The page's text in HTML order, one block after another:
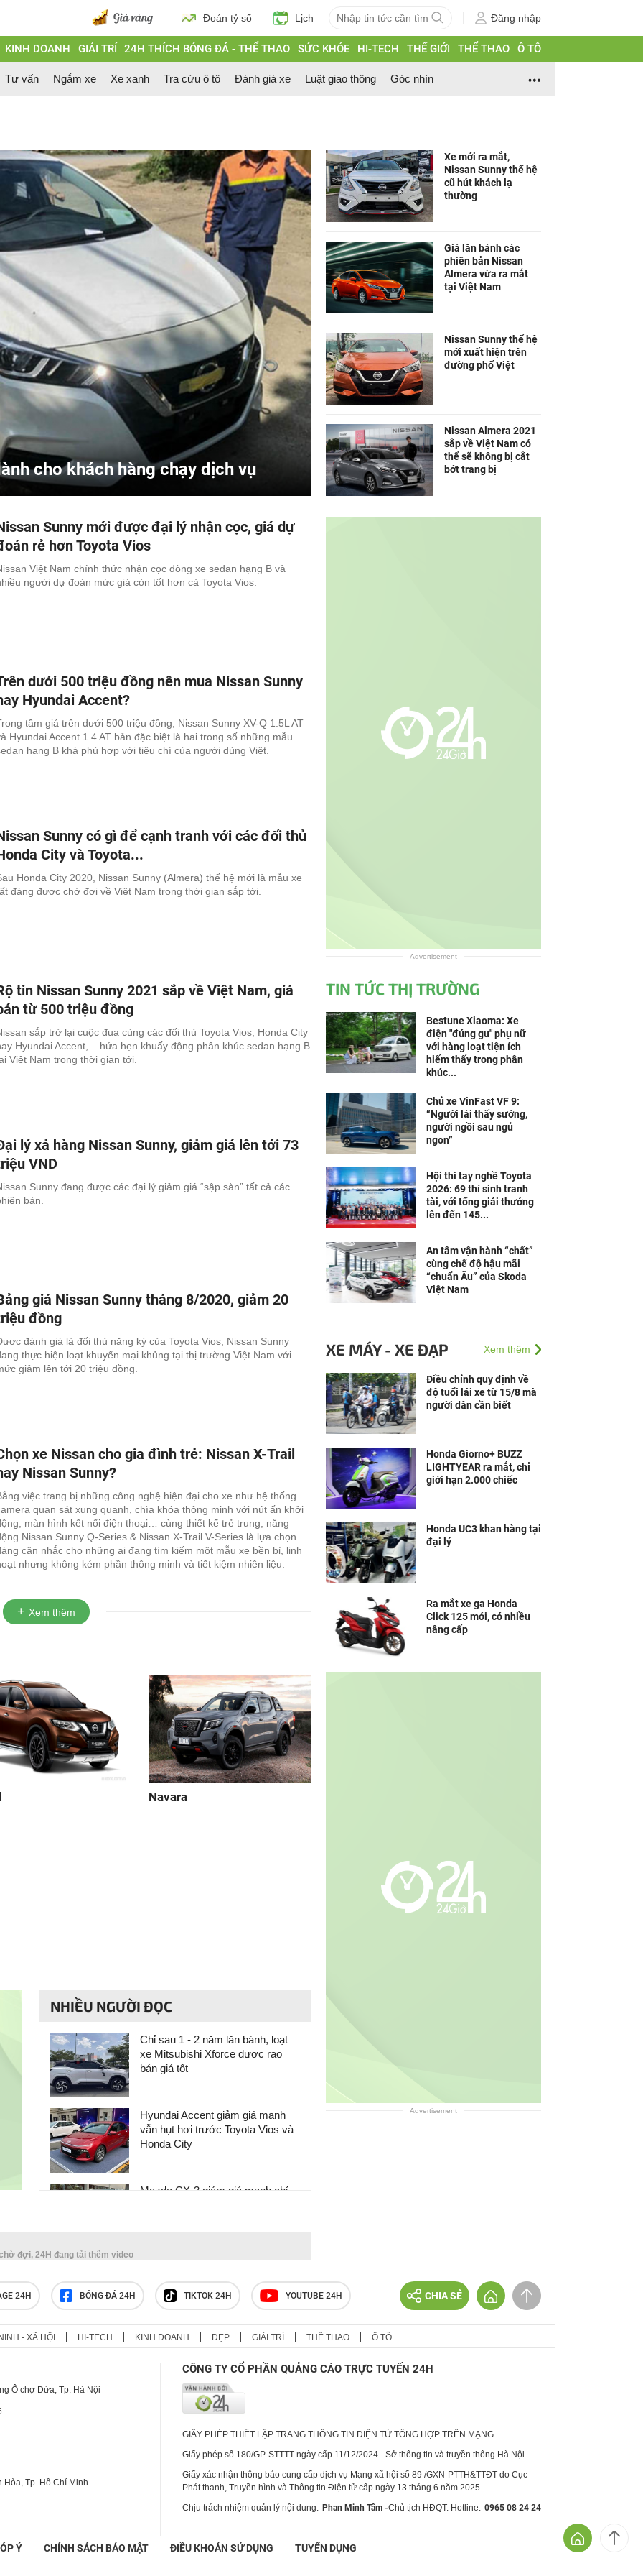
Đoán tỷ số Lịch Đăng nhập
KINH DOANH GIẢI TRÍ 24H THÍCH BÓNG ĐÁ - THỂ THAO SỨC KHỎE HI-TECH THẾ GIỚI THỂ THAO Ô TÔ
Tư vấn Ngắm xe Xe xanh Tra cứu ô tô Đánh giá xe Luật giao thông Góc nhìn
cho khách hàng chạy dịch vụ
Xe mới ra mắt,
Nissan Sunny thế hệ
cũ hút khách lạ
thường
Giá lăn bánh các
phiên bản Nissan
Almera vừa ra mắt
tại Việt Nam
Nissan Sunny thế hệ
mới xuất hiện trên
đường phố Việt
Nissan Almera 2021
sắp về Việt Nam có
thể sẽ không bị cắt
bớt trang bị
Sunny mới được đại lý nhận cọc, giá dự
rẻ hơn Toyota Vios
Việt Nam chính thức nhận cọc dòng xe sedan hạng B và
người dự đoán mức giá còn tốt hơn cả Toyota Vios.
dưới 500 triệu đồng nên mua Nissan Sunny
Hyundai Accent?
tầm giá trên dưới 500 triệu đồng, Nissan Sunny XV-Q 1.5L AT
Hyundai Accent 1.4 AT bản đặc biệt là hai trong số những mẫu
hạng B khá phù hợp với tiêu chí của người dùng Việt.
Sunny có gì để cạnh tranh với các đối thủ
City và Toyota...
Honda City 2020, Nissan Sunny (Almera) thế hệ mới là mẫu xe
đáng được chờ đợi về Việt Nam trong thời gian sắp tới.
tin Nissan Sunny 2021 sắp về Việt Nam, giá
từ 500 triệu đồng
sắp trở lại cuộc đua cùng các đối thủ Toyota Vios, Honda City
Hyundai Accent,... hứa hẹn khuấy động phân khúc sedan hạng B
Việt Nam trong thời gian tới.
lý xả hàng Nissan Sunny, giảm giá lên tới 73
VND
Sunny đang được các đại lý giảm giá “sập sàn” tất cả các
bản.
giá Nissan Sunny tháng 8/2020, giảm 20
đồng
đánh giá là đối thủ nặng ký của Toyota Vios, Nissan Sunny
thực hiện loạt khuyến mại khủng tại thị trường Việt Nam với
giảm lên tới 20 triệu đồng.
xe Nissan cho gia đình trẻ: Nissan X-Trail
Nissan Sunny?
việc trang bị những công nghệ hiện đại cho xe như hệ thống
quan sát xung quanh, chìa khóa thông minh với nút ấn khởi
màn hình kết nối điện thoại… cùng thiết kế trẻ trung, năng
Nissan Sunny Q-Series & Nissan X-Trail V-Series là lựa chọn
cân nhắc cho những ai đang tìm kiếm một mẫu xe bền bỉ, linh
nhưng không kém phần thông minh và tiết kiệm nhiên liệu.
Xem thêm
Navara
NHIỀU NGƯỜI ĐỌC
Chỉ sau 1 - 2 năm lăn bánh, loạt
xe Mitsubishi Xforce được rao
bán giá tốt
Hyundai Accent giảm giá mạnh
vẫn hụt hơi trước Toyota Vios và
Honda City
Mazda CX-3 giảm giá mạnh chỉ
đợi, 24H đang tải thêm video
Advertisement
TIN TỨC THỊ TRƯỜNG
Bestune Xiaoma: Xe
điện "đúng gu" phụ nữ
với hàng loạt tiện ích
hiếm thấy trong phân
khúc...
Chủ xe VinFast VF 9:
“Người lái thấy sướng,
người ngồi sau ngủ
ngon”
Hội thi tay nghề Toyota
2026: 69 thí sinh tranh
tài, với tổng giải thưởng
lên đến 145...
An tâm vận hành “chất”
cùng chế độ hậu mãi
“chuẩn Âu” của Skoda
Việt Nam
XE MÁY - XE ĐẠP Xem thêm
Điều chỉnh quy định về
độ tuổi lái xe từ 15/8 mà
người dân cần biết
Honda Giorno+ BUZZ
LIGHTYEAR ra mắt, chỉ
giới hạn 2.000 chiếc
Honda UC3 khan hàng tại
đại lý
Ra mắt xe ga Honda
Click 125 mới, có nhiều
nâng cấp
Advertisement
24H BÓNG ĐÁ 24H TIKTOK 24H YOUTUBE 24H CHIA SẺ
- XÃ HỘI HI-TECH KINH DOANH ĐẸP GIẢI TRÍ THỂ THAO Ô TÔ
Ô chợ Dừa, Tp. Hà Nội
Tp. Hồ Chí Minh.
CÔNG TY CỔ PHẦN QUẢNG CÁO TRỰC TUYẾN 24H
GIẤY PHÉP THIẾT LẬP TRANG THÔNG TIN ĐIỆN TỬ TỔNG HỢP TRÊN MẠNG.
Giấy phép số 180/GP-STTTT ngày cấp 11/12/2024 - Sở thông tin và truyền thông Hà Nội.
Giấy xác nhận thông báo cung cấp dịch vụ Mạng xã hội số 89 /GXN-PTTH&TTĐT do Cục
Phát thanh, Truyền hình và Thông tin Điện tử cấp ngày 13 tháng 6 năm 2025.
Chịu trách nhiệm quản lý nội dung: Phan Minh Tâm -Chủ tịch HĐQT. Hotline: 0965 08 24 24
Ý CHÍNH SÁCH BẢO MẬT ĐIỀU KHOẢN SỬ DỤNG TUYỂN DỤNG